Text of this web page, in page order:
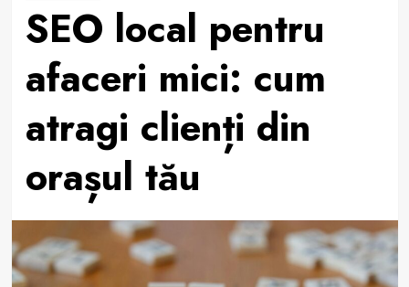
SEO local pentru
afaceri mici: cum
atragi clienți din
orașul tău